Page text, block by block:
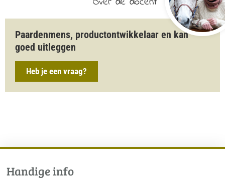
Paardenmens, productontwikkelaar en kan
goed uitleggen
Heb je een vraag?
Handige info